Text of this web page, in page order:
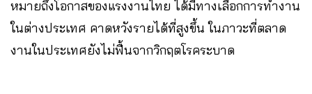
หมายถึงโอกาสของแรงงานไทย ได้มีทางเลือกการทำงาน
ในต่างประเทศ คาดหวังรายได้ที่สูงขึ้น ในภาวะที่ตลาด
งานในประเทศยังไม่ฟื้นจากวิกฤตโรคระบาด